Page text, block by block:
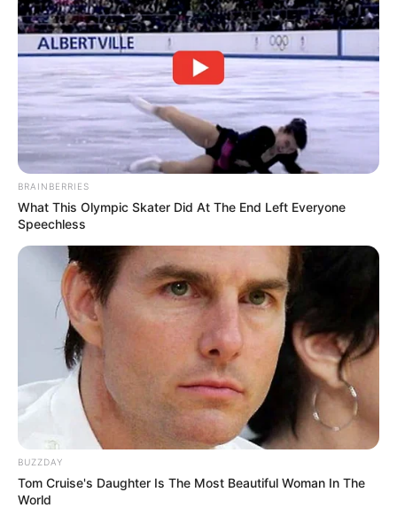
Kekayaan bersihnya sekitar 1 juta-2 juta dollar atau 16 miliar-32
miliar rupiah.
Apa kewarganegaraannya?
Kewarganegaraannya adalah Brasil-Amerika.
TAGS BINTANG ONLYFANS MODEL NATALIA GARIBOTTO
PENGUSAHA
SELEBGRAM
SELEBRITI MANCANEGARA TIKTOKER TWITCH STEAMER
BRAINBERRIES
What This Olympic Skater Did At The End Left Everyone
Speechless
BUZZDAY
Tom Cruise's Daughter Is The Most Beautiful Woman In The
World